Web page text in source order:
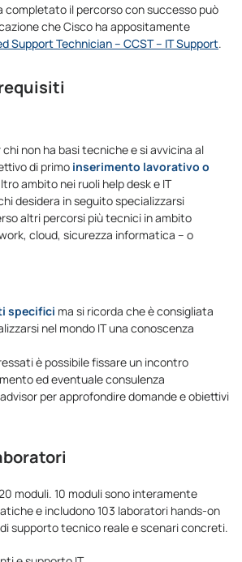
completato il percorso con successo può
che Cisco ha appositamente
Support Technician – CCST – IT Support.
non ha basi tecniche e si avvicina al
di primo inserimento lavorativo o
ambito nei ruoli help desk e IT
desidera in seguito specializzarsi
altri percorsi più tecnici in ambito
cloud, sicurezza informatica – o
specifici ma si ricorda che è consigliata
nel mondo IT una conoscenza
è possibile fissare un incontro
ed eventuale consulenza
per approfondire domande e obiettivi
moduli. 10 moduli sono interamente
e includono 103 laboratori hands-on
supporto tecnico reale e scenari concreti.